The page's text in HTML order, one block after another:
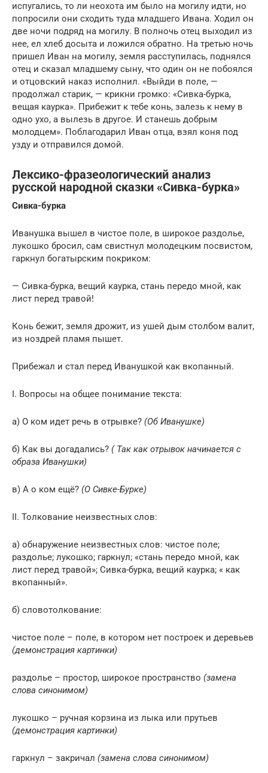
испугались, то ли неохота им было на могилу идти, но
попросили они сходить туда младшего Ивана. Ходил он
две ночи подряд на могилу. В полночь отец выходил из
нее, ел хлеб досыта и ложился обратно. На третью ночь
пришел Иван на могилу, земля расступилась, поднялся
отец и сказал младшему сыну, что один он не побоялся
и отцовский наказ исполнил. «Выйди в поле, —
продолжал старик, — крикни громко: «Сивка-бурка,
вещая каурка». Прибежит к тебе конь, залезь к нему в
одно ухо, а вылезь в другое. И станешь добрым
молодцем». Поблагодарил Иван отца, взял коня под
узду и отправился домой.
Лексико-фразеологический анализ
русской народной сказки «Сивка-бурка»
Сивка-бурка
Иванушка вышел в чистое поле, в широкое раздолье,
лукошко бросил, сам свистнул молодецким посвистом,
гаркнул богатырским покриком:
— Сивка-бурка, вещий каурка, стань передо мной, как
лист перед травой!
Конь бежит, земля дрожит, из ушей дым столбом валит,
из ноздрей пламя пышет.
Прибежал и стал перед Иванушкой как вкопанный.
I. Вопросы на общее понимание текста:
а) О ком идет речь в отрывке? (Об Иванушке)
б) Как вы догадались? ( Так как отрывок начинается с
образа Иванушки)
в) А о ком ещё? (О Сивке-Бурке)
II. Толкование неизвестных слов:
а) обнаружение неизвестных слов: чистое поле;
раздолье; лукошко; гаркнул; «стань передо мной, как
лист перед травой»; Сивка-бурка, вещий каурка; « как
вкопанный».
б) словотолкование:
чистое поле – поле, в котором нет построек и деревьев
(демонстрация картинки)
раздолье – простор, широкое пространство (замена
слова синонимом)
лукошко – ручная корзина из лыка или прутьев
(демонстрация картинки)
гаркнул – закричал (замена слова синонимом)